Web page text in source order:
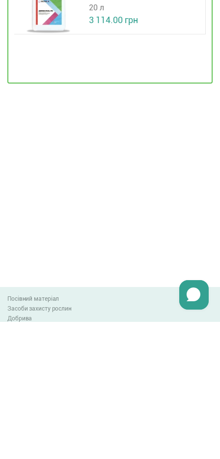
20 л
3 114.00 грн
Посівний матеріал
Засоби захисту рослин
Добрива